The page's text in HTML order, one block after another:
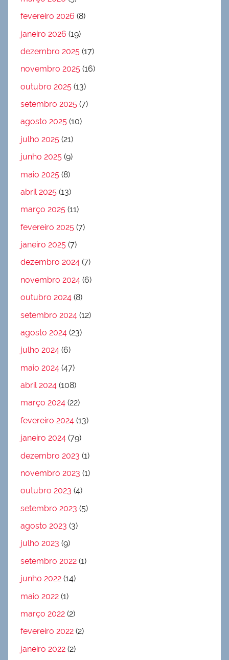
fevereiro 2026 (8)
janeiro 2026 (19)
dezembro 2025 (17)
novembro 2025 (16)
outubro 2025 (13)
setembro 2025 (7)
agosto 2025 (10)
julho 2025 (21)
junho 2025 (9)
maio 2025 (8)
abril 2025 (13)
março 2025 (11)
fevereiro 2025 (7)
janeiro 2025 (7)
dezembro 2024 (7)
novembro 2024 (6)
outubro 2024 (8)
setembro 2024 (12)
agosto 2024 (23)
julho 2024 (6)
maio 2024 (47)
abril 2024 (108)
março 2024 (22)
fevereiro 2024 (13)
janeiro 2024 (79)
dezembro 2023 (1)
novembro 2023 (1)
outubro 2023 (4)
setembro 2023 (5)
agosto 2023 (3)
julho 2023 (9)
setembro 2022 (1)
junho 2022 (14)
maio 2022 (1)
março 2022 (2)
fevereiro 2022 (2)
janeiro 2022 (2)